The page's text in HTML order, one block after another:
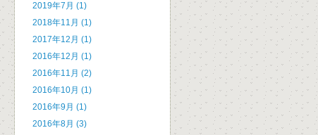
2019年7月 (1)
2018年11月 (1)
2017年12月 (1)
2016年12月 (1)
2016年11月 (2)
2016年10月 (1)
2016年9月 (1)
2016年8月 (3)